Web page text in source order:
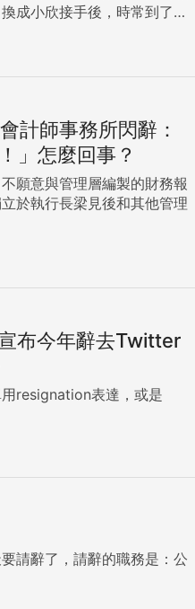
他當朋友，也夠誠實；缺點
換，交代一下接手同事的聯
友用各種方式回覆給Ben，
羨慕」、「約喝咖啡」、
換到哪家」、「創業是嗎」
我笑他：「你的客戶都很有
「這173位是『跟我做生
『跟老東家做生意』，他們
認識的人，都會有13喜歡
需要把喜歡你的13，從十人
萬人就好，其他23，我們也
信給他的那173位朋友的手
的手機通訊錄中。好幾次，
有急事找Ben，一接起行動
對方好生驚訝，而這樣的驚
想。畢竟客戶或同事都有某
卸任或是離開崗位，是很難
成小欣接手後，時常到了最
道她在中秋節後離職了。
部廠商及聯絡人吧？」我
這男的，中秋節前夕被小欣
丟到家了，一氣之下取得主
前往紐約散心。 「小欣
度。 離職通知的四
應該可以被實際執行才對。
得應該先讓當時面試您的主
之明以外，無論如何我認為
內部最關鍵
或許也能為以後的內外關係
外商中壢辦公室工作，不可
加坡、上海一一與同事道
計師事務所閃辭：
」怎麼回事？
願意與管理層編製的財務報
於執行長梁見後和其他管理
布今年辭去Twitter
用resignation表達，或是
要請辭了，請辭的職務是：公